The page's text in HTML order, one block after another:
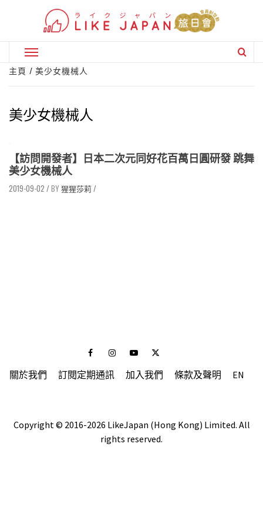
Primary
Menu
主頁 美少女機械人
美少女機械人
【訪問開發者】日本二次元同好花百萬日圓研發 跳舞
美少女機械人
2019-09-02 / 猩猩莎莉/
FacebookInstagramYoutubeTwitter
關於我們 訂閱定期通訊 加入我們 條款及聲明 EN
Copyright © 2016-2026 LikeJapan (Hong Kong) Limited. All
rights reserved.